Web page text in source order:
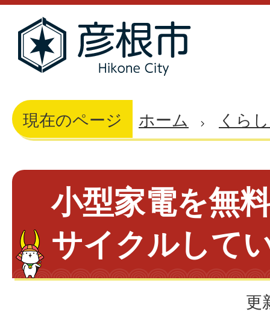
現在のページ ホーム くら
小型家電を無
サイクルして
更